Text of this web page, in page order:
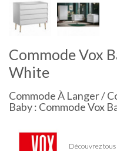
Commode Vox
White
Commode À Langer /
Baby : Commode Vox
Découvrez